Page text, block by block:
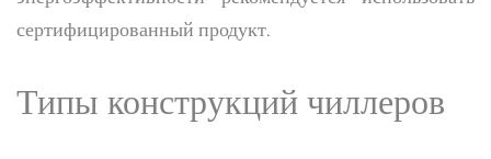
сертифицированный продукт.
Типы конструкций чиллеров